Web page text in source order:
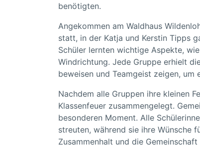
benötigten.
Angekommen am Waldhaus
statt, in der Katja und Kerstin Tipps
Schüler lernten wichtige Aspekte,
Windrichtung. Jede Gruppe erhielt
beweisen und Teamgeist zeigen, um
Nachdem alle Gruppen ihre kleinen
Klassenfeuer zusammengelegt.
besonderen Moment. Alle
streuten, während sie ihre Wünsche
Zusammenhalt und die Gemeinschaft